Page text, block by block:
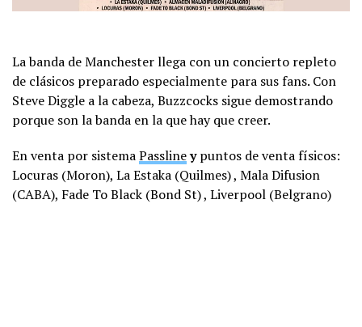
La banda de Manchester llega con un concierto repleto
de clásicos preparado especialmente para sus fans. Con
Steve Diggle a la cabeza, Buzzcocks sigue demostrando
porque son la banda en la que hay que creer.
En venta por sistemaPasslineypuntos de venta físicos:
Locuras (Moron), La Estaka (Quilmes) , Mala Difusion
(CABA), Fade To Black (Bond St) , Liverpool (Belgrano)